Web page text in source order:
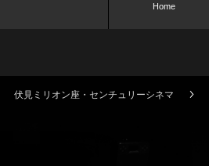
Home
伏見ミリオン座・センチュリーシネマ